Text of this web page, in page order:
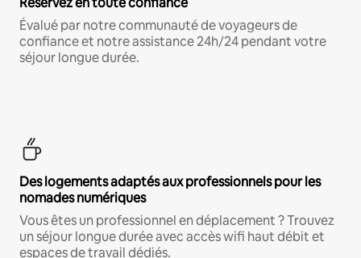
Évalué par notre communauté de voyageurs de
confiance et notre assistance 24h/24 pendant votre
séjour longue durée.
Des logements adaptés aux professionnels pour les
nomades numériques
Vous êtes un professionnel en déplacement ? Trouvez
un séjour longue durée avec accès wifi haut débit et
espaces de travail dédiés.